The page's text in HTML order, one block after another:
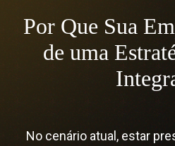
Por Que Sua
de uma
No cenário atual, estar